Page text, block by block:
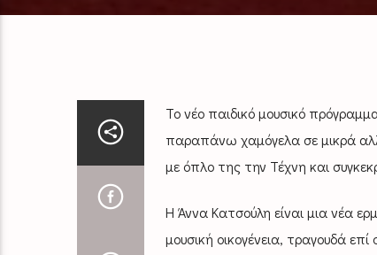
Το νέο παιδικό μουσικό
παραπάνω χαμόγελα σε μικρά
με όπλο της την Τέχνη και
Η Άννα Κατσούλη είναι μια νέα
μουσική οικογένεια, τραγουδά